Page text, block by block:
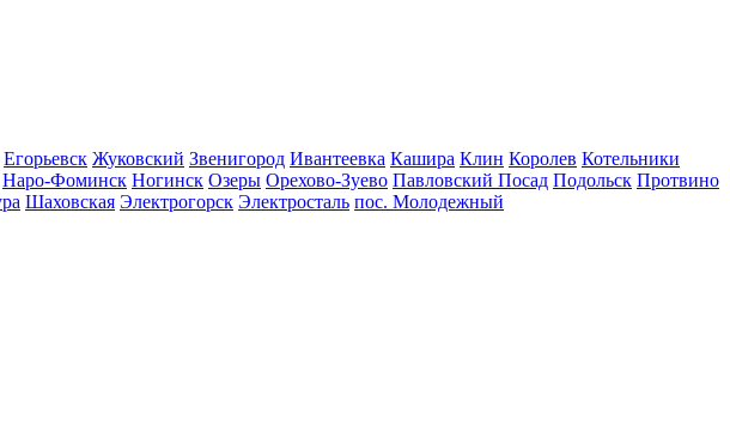
Егорьевск Жуковский Звенигород Ивантеевка Кашира Клин Королев Котельники
Наро-Фоминск Ногинск Озеры Орехово-Зуево Павловский Посад Подольск Протвино
Шаховская Электрогорск Электросталь пос. Молодежный